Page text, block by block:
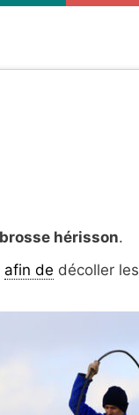
hérisson.
afin de décoller les